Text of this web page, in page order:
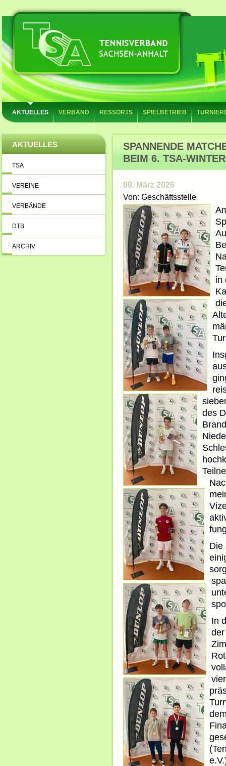
AKTUELLES VERBAND RESSORTS SPIELBETRIEB
AKTUELLES
TSA
VEREINE
VERBÄNDE
DTB
ARCHIV
SPANNENDE
BEIM 6. TSA-
09. März 2026
Von: Geschäftsstelle
in
des
Die
In